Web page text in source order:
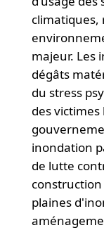
climatiques,
majeur. Les
dégâts
du stress
des
inondation
de lutte
plaines